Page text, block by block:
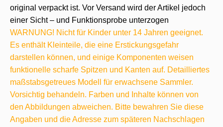
original verpackt ist. Vor Versand wird der Artikel jedoch
einer Sicht – und Funktionsprobe unterzogen
WARNUNG! Nicht für Kinder unter 14 Jahren geeignet.
Es enthält Kleinteile, die eine Erstickungsgefahr
darstellen können, und einige Komponenten weisen
funktionelle scharfe Spitzen und Kanten auf. Detailliertes
maßstabsgetreues Modell für erwachsene Sammler.
Vorsichtig behandeln. Farben und Inhalte können von
den Abbildungen abweichen. Bitte bewahren Sie diese
Angaben und die Adresse zum späteren Nachschlagen